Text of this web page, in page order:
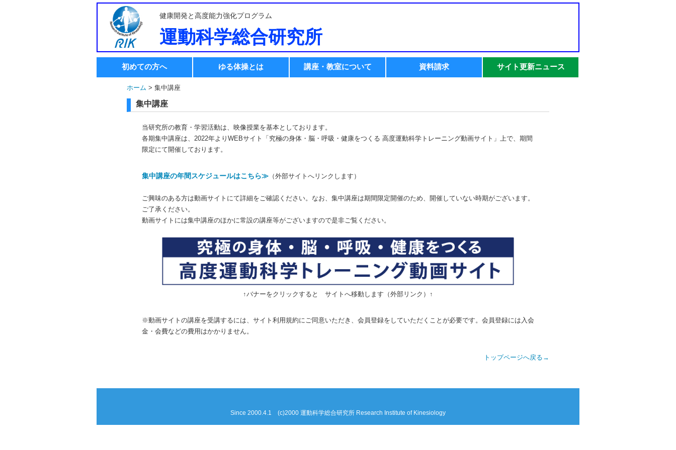
健康開発と高度能力強化プログラム
運動科学総合研究所
初めての方へ ゆる体操とは 講座・教室について 資料請求 サイト更新ニュース
ホーム > 集中講座
集中講座
当研究所の教育・学習活動は、映像授業を基本としております。
各期集中講座は、2022年よりWEBサイト「究極の身体・脳・呼吸・健康をつくる 高度運動科学トレーニング動画サイト」上で、期間
限定にて開催しております。
集中講座の年間スケジュールはこちら≫ （外部サイトへリンクします）
ご興味のある方は動画サイトにて詳細をご確認ください。なお、集中講座は期間限定開催のため、開催していない時期がございます。
ご了承ください。
動画サイトには集中講座のほかに常設の講座等がございますので是非ご覧ください。
↑バナーをクリックすると サイトへ移動します（外部リンク）↑
※動画サイトの講座を受講するには、サイト利用規約にご同意いただき、会員登録をしていただくことが必要です。会員登録には入会
金・会費などの費用はかかりません。
トップページへ戻る→
Since 2000.4.1 (c)2000 運動科学総合研究所 Research Institute of Kinesiology